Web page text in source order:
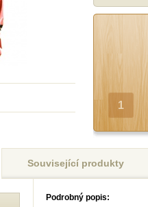
Související produkty
Podrobný popis: